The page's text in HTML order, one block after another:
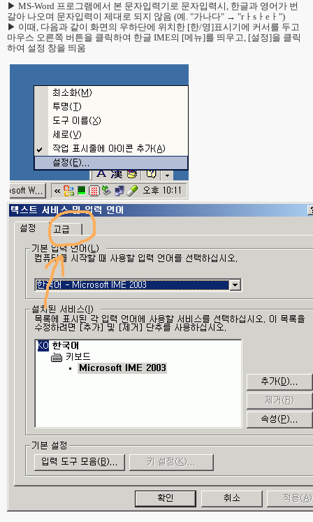
▶ MS-Word 프로그램에서 본 문자입력기로 문자입력시, 한글과 영어가 번
갈아 나오며 문자입력이 제대로 되지 않음 (예. "가나다" → "rㅏsㅏeㅏ")
▶ 이때, 다음과 같이 화면의 우하단에 위치한 [한/영]표시기에 커서를 두고
마우스 오른쪽 버튼을 클릭하여 한글 IME의 [메뉴]를 띄우고, [설정]을 클릭
하여 설정 창을 띄움